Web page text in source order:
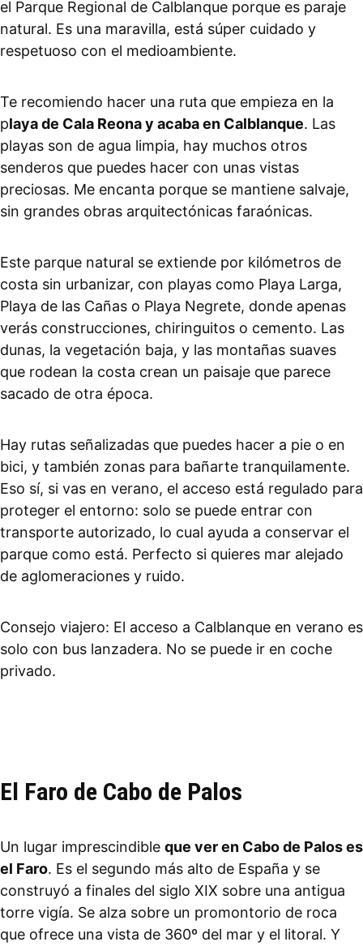
el Parque Regional de Calblanque porque es paraje
natural. Es una maravilla, está súper cuidado y
respetuoso con el medioambiente.
Te recomiendo hacer una ruta que empieza en la
playa de Cala Reona y acaba en Calblanque. Las
playas son de agua limpia, hay muchos otros
senderos que puedes hacer con unas vistas
preciosas. Me encanta porque se mantiene salvaje,
sin grandes obras arquitectónicas faraónicas.
Este parque natural se extiende por kilómetros de
costa sin urbanizar, con playas como Playa Larga,
Playa de las Cañas o Playa Negrete, donde apenas
verás construcciones, chiringuitos o cemento. Las
dunas, la vegetación baja, y las montañas suaves
que rodean la costa crean un paisaje que parece
sacado de otra época.
Hay rutas señalizadas que puedes hacer a pie o en
bici, y también zonas para bañarte tranquilamente.
Eso sí, si vas en verano, el acceso está regulado para
proteger el entorno: solo se puede entrar con
transporte autorizado, lo cual ayuda a conservar el
parque como está. Perfecto si quieres mar alejado
de aglomeraciones y ruido.
Consejo viajero: El acceso a Calblanque en verano es
solo con bus lanzadera. No se puede ir en coche
privado.
El Faro de Cabo de Palos
Un lugar imprescindible que ver en Cabo de Palos es
el Faro. Es el segundo más alto de España y se
construyó a finales del siglo XIX sobre una antigua
torre vigía. Se alza sobre un promontorio de roca
que ofrece una vista de 360º del mar y el litoral. Y